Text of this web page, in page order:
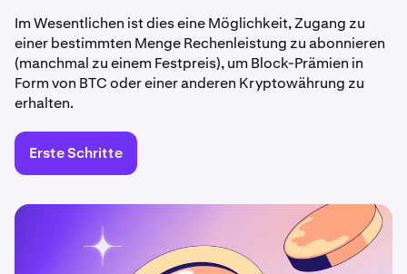
Im Wesentlichen ist dies eine Möglichkeit, Zugang zu
einer bestimmten Menge Rechenleistung zu abonnieren
(manchmal zu einem Festpreis), um Block-Prämien in
Form von BTC oder einer anderen Kryptowährung zu
erhalten.
Erste Schritte